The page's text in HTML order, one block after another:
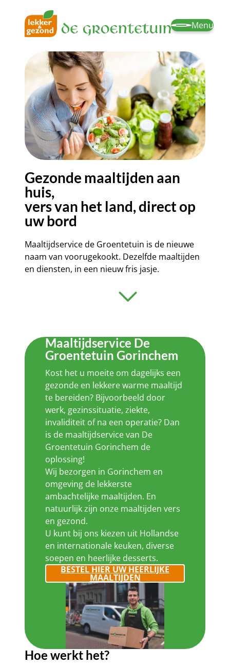
Menu
Gezonde maaltijden aan
huis,
vers van het land, direct op
uw bord
Maaltijdservice de Groentetuin is de nieuwe
naam van voorugekookt. Dezelfde maaltijden
en diensten, in een nieuw fris jasje.
Maaltijdservice De
Groentetuin Gorinchem
Kost het u moeite om dagelijks een
gezonde en lekkere warme maaltijd
te bereiden? Bijvoorbeeld door
werk, gezinssituatie, ziekte,
invaliditeit of na een operatie? Dan
is de maaltijdservice van De
Groentetuin Gorinchem de
oplossing!
Wij bezorgen in Gorinchem en
omgeving de lekkerste
ambachtelijke maaltijden. En
natuurlijk zijn onze maaltijden vers
en gezond.
U kunt bij ons kiezen uit Hollandse
en internationale keuken, diverse
soepen en heerlijke desserts.
BESTEL HIER UW HEERLIJKE
MAALTIJDEN
Hoe werkt het?